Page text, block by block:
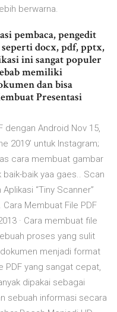
berwarna.
pembaca, pengedit
docx, pdf, pptx,
ini sangat populer
memiliki
dan bisa
Presentasi
dengan Android Nov 15,
2019’ untuk Instagram;
cara membuat gambar
baik yaa gaes.. Scan
“Tiny Scanner”
Cara Membuat File PDF
· Cara membuat file
proses yang sulit
menjadi format
PDF yang sangat cepat,
dipakai sebagai
sebuah informasi secara